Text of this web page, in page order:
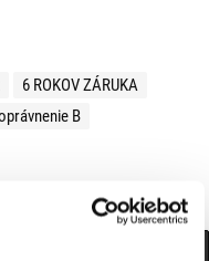
6 ROKOV ZÁRUKA
B